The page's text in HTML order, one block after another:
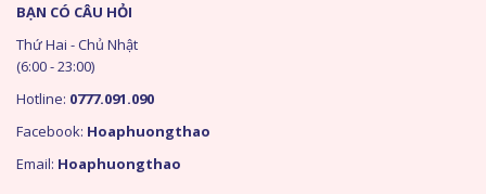
BẠN CÓ CÂU HỎI
Thứ Hai - Chủ Nhật
(6:00 - 23:00)
Hotline: 0777.091.090
Facebook: Hoaphuongthao
Email: Hoaphuongthao